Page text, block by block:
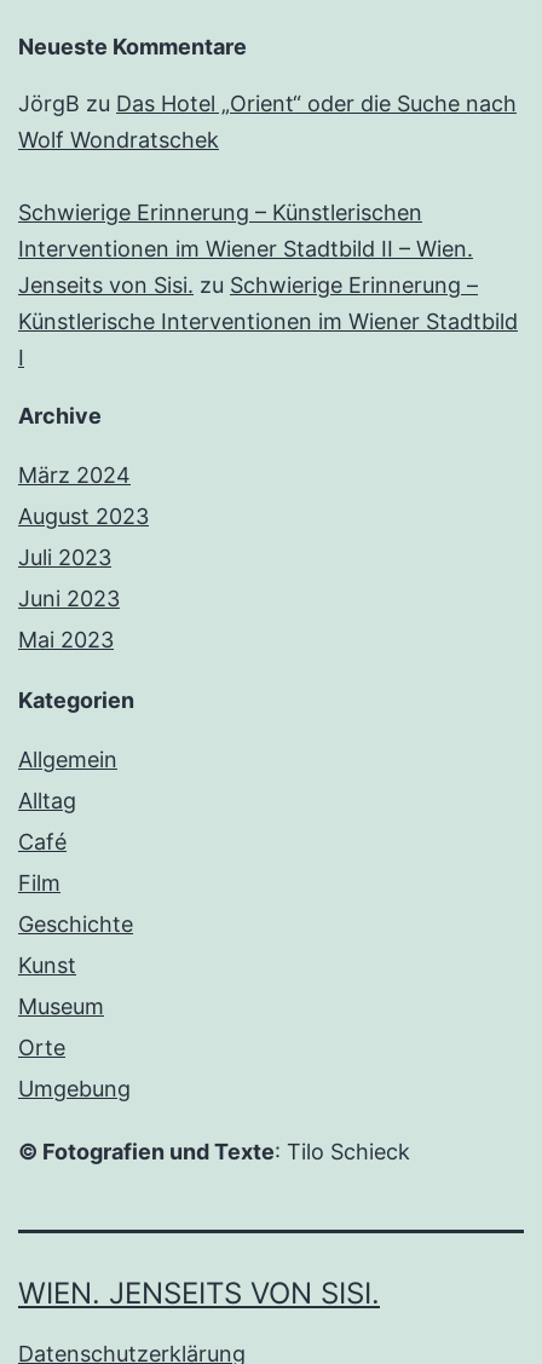
Neueste Kommentare
JörgB zu Das Hotel „Orient“ oder die Suche nach
Wolf Wondratschek
Schwierige Erinnerung – Künstlerischen
Interventionen im Wiener Stadtbild II – Wien.
Jenseits von Sisi. zu Schwierige Erinnerung –
Künstlerische Interventionen im Wiener Stadtbild
I
Archive
März 2024
August 2023
Juli 2023
Juni 2023
Mai 2023
Kategorien
Allgemein
Alltag
Café
Film
Geschichte
Kunst
Museum
Orte
Umgebung
© Fotografien und Texte: Tilo Schieck
WIEN. JENSEITS VON SISI.
Datenschutzerklärung